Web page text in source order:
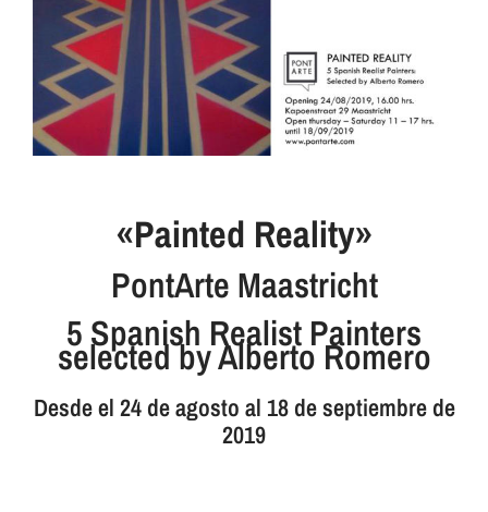
«Painted Reality»
PontArte Maastricht
5 Spanish Realist Painters
selected by Alberto Romero
Desde el 24 de agosto al 18 de septiembre de
2019